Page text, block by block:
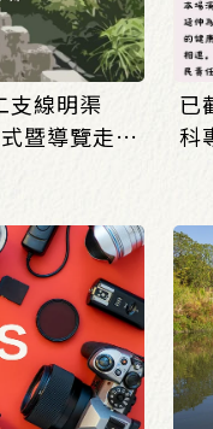
支線明渠
暨導覽走讀
已
科